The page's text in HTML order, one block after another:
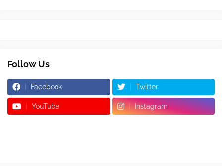
Follow Us
Facebook Twitter
YouTube Instagram